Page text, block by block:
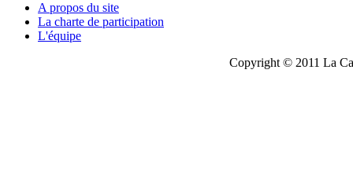
A propos du site
La charte de participation
L'équipe
Copyright © 2011 La